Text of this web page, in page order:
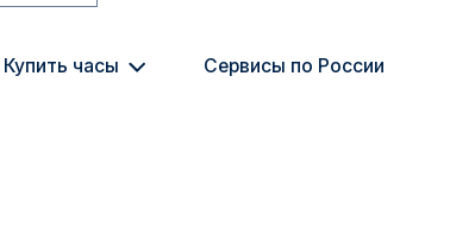
Купить часы Сервисы по России